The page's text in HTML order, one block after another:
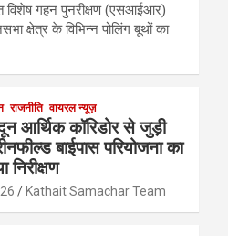
विशेष गहन पुनरीक्षण (एसआईआर)
क्षेत्र के विभिन्न पोलिंग बूथों का
राजनीति वायरल न्यूज़
आर्थिक कॉरिडोर से जुड़ी
बाईपास परियोजना का
निरीक्षण
Kathait Samachar Team